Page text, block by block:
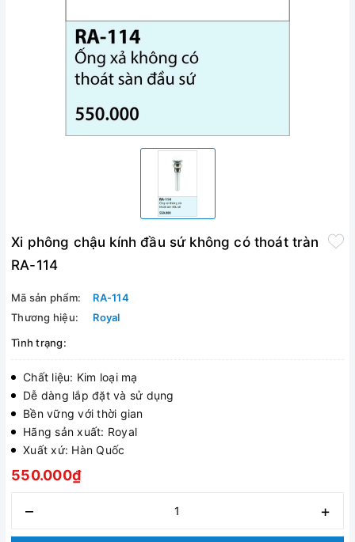
Xi phông chậu kính đầu sứ không có thoát tràn
RA-114
Mã sản phẩm:
RA-114
Thương hiệu:
Royal
Tình trạng:
Chất liệu: Kim loại mạ
Dễ dàng lắp đặt và sử dụng
Bền vững với thời gian
Hãng sản xuất: Royal
Xuất xứ: Hàn Quốc
550.000₫
– +